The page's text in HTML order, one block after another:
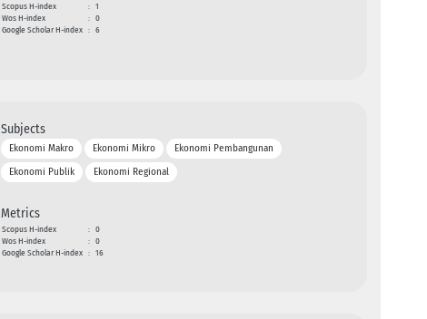
Scopus H-index : 1
Wos H-index
: 0
Google Scholar H-index : 6
Subjects
Ekonomi Makro Ekonomi Mikro
Ekonomi Pembangunan
Ekonomi Publik
Ekonomi Regional
Metrics
Scopus H-index : 0
Wos H-index
: 0
Google Scholar H-index : 16